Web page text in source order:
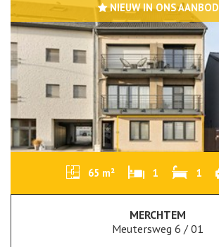
NIEUW IN ONS AANBOD
65 m² 1 1
MERCHTEM
Meutersweg 6 / 01